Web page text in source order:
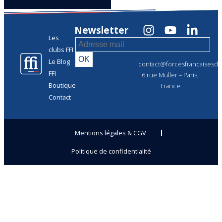
Les
clubs FFI
Le Blog
FFI
Boutique
Contact
6 rue Muller – Paris,
France
Newsletter
Mentions légales & CGV
Politique de confidentialité